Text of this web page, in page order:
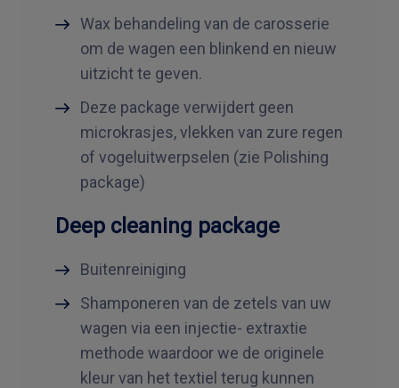
Wax behandeling van de carosserie
om de wagen een blinkend en nieuw
uitzicht te geven.
Deze package verwijdert geen
microkrasjes, vlekken van zure regen
of vogeluitwerpselen (zie Polishing
package)
Deep cleaning package
Buitenreiniging
Shamponeren van de zetels van uw
wagen via een injectie- extraxtie
methode waardoor we de originele
kleur van het textiel terug kunnen